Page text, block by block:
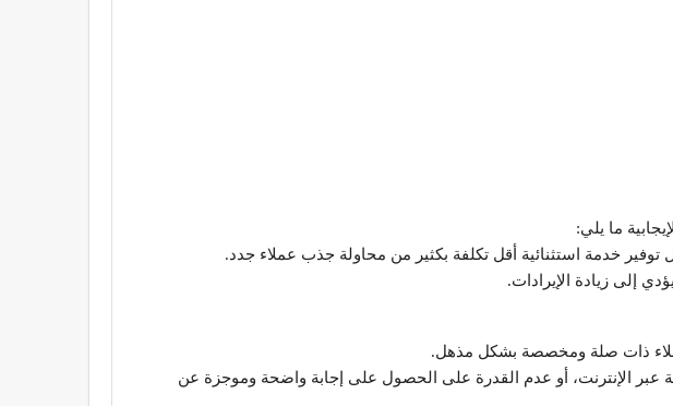
توفير خدمة استثنائية أقل تكلفة بكثير من محاولة جذب عملاء جدد.
إلى زيادة الإيرادات.
ذات صلة ومخصصة بشكل مذهل.
عبر الإنترنت، أو عدم القدرة على الحصول على إجابة واضحة وموجزة عن